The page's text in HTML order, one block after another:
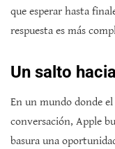
que esperar hasta
respuesta es más
Un salto
En un mundo donde
conversación, Apple
basura una